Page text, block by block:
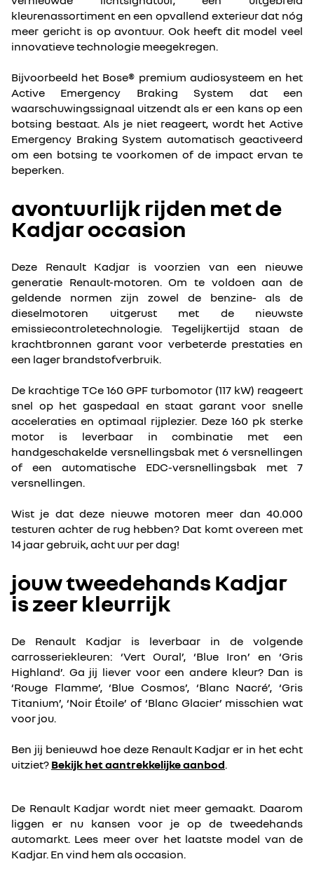
kleurenassortiment en een opvallend exterieur dat nóg
meer gericht is op avontuur. Ook heeft dit model veel
innovatieve technologie meegekregen.
Bijvoorbeeld het Bose® premium audiosysteem en het
Active Emergency Braking System dat een
waarschuwingssignaal uitzendt als er een kans op een
botsing bestaat. Als je niet reageert, wordt het Active
Emergency Braking System automatisch geactiveerd
om een botsing te voorkomen of de impact ervan te
beperken.
avontuurlijk rijden met de
Kadjar occasion
Deze Renault Kadjar is voorzien van een nieuwe
generatie Renault-motoren. Om te voldoen aan de
geldende normen zijn zowel de benzine- als de
dieselmotoren uitgerust met de nieuwste
emissiecontroletechnologie. Tegelijkertijd staan de
krachtbronnen garant voor verbeterde prestaties en
een lager brandstofverbruik.
De krachtige TCe 160 GPF turbomotor (117 kW) reageert
snel op het gaspedaal en staat garant voor snelle
acceleraties en optimaal rijplezier. Deze 160 pk sterke
motor is leverbaar in combinatie met een
handgeschakelde versnellingsbak met 6 versnellingen
of een automatische EDC-versnellingsbak met 7
versnellingen.
Wist je dat deze nieuwe motoren meer dan 40.000
testuren achter de rug hebben? Dat komt overeen met
14 jaar gebruik, acht uur per dag!
jouw tweedehands Kadjar
is zeer kleurrijk
De Renault Kadjar is leverbaar in de volgende
carrosseriekleuren: ‘Vert Oural’, ‘Blue Iron’ en ‘Gris
Highland’. Ga jij liever voor een andere kleur? Dan is
‘Rouge Flamme’, ‘Blue Cosmos’, ‘Blanc Nacré’, ‘Gris
Titanium’, ‘Noir Étoile’ of ‘Blanc Glacier’ misschien wat
voor jou.
Ben jij benieuwd hoe deze Renault Kadjar er in het echt
uitziet? Bekijk het aantrekkelijke aanbod.
De Renault Kadjar wordt niet meer gemaakt. Daarom
liggen er nu kansen voor je op de tweedehands
automarkt. Lees meer over het laatste model van de
Kadjar. En vind hem als occasion.